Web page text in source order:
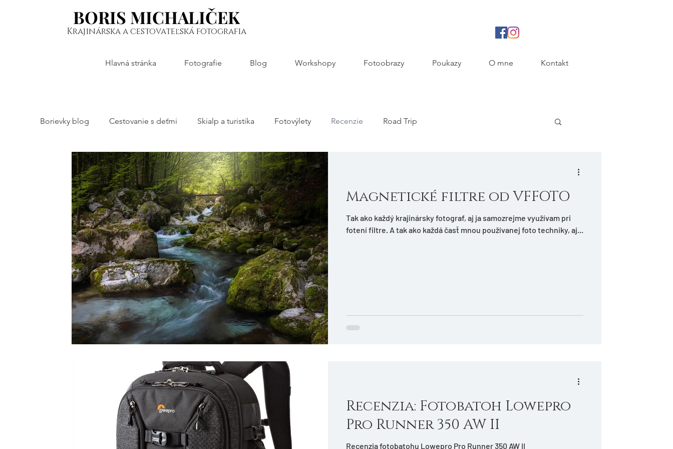
Krajinárska a cestovateľská fotografia
BORIS MICHALIČEK
BORIS MICHALIČEK
Hlavná stránka Fotografie Blog Workshopy Fotoobrazy Poukazy O mne Kontakt
Borievky blog Cestovanie s deťmi Skialp a turistika Fotovýlety Recenzie Road Trip
Magnetické filtre od VFFOTO
Tak ako každý krajinársky fotograf, aj ja samozrejme využívam pri
fotení filtre. A tak ako každá časť mnou používanej foto techniky, aj...
Recenzia: Fotobatoh Lowepro
Pro Runner 350 AW II
Recenzia fotobatohu Lowepro Pro Runner 350 AW II